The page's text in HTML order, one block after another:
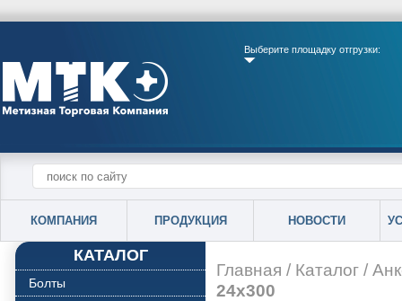
Выберите площадку отгрузки:
КОМПАНИЯ ПРОДУКЦИЯ НОВОСТИ
КАТАЛОГ
Болты
Главная / Каталог /
24х300